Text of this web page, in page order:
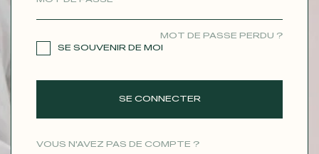
MOT DE PASSE PERDU ?
SE SOUVENIR DE MOI
SE CONNECTER
VOUS N'AVEZ PAS DE COMPTE ?